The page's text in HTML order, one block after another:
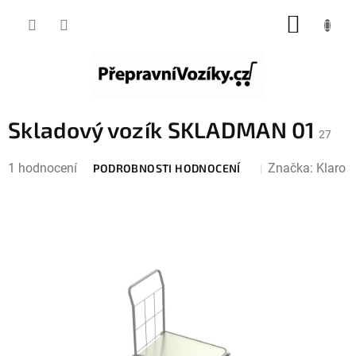
Skladový vozík SKLADMAN 01 27
Průměrné
1 hodnocení PODROBNOSTI HODNOCENÍ Značka: Klaro